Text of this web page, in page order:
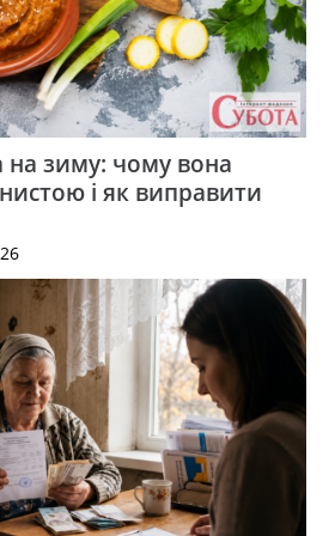
на зиму: чому вона
і як виправити